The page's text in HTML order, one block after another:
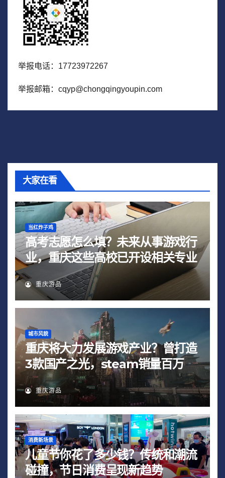
举报电话：17723972267
举报邮箱：cqyp@chongqingyoupin.com
大家在看
当红炸子鸡
高考志愿怎么填？未来从事游戏行
业，重庆这些高校已开设相关专业
重庆游品
城市风貌
重庆将大力发展游戏产业？曾打造
3款国产之光，steam销量百万
重庆游品
消费新场景
儿童节你花了多少钱？传统和潮流
碰撞，节日消费呈现新趋势